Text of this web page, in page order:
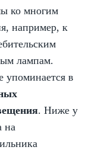
ко многим
например, к
лампам.
упоминается в
. Ниже у
на